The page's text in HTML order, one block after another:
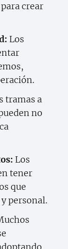
crear
Los
tramas a
no
Los
tener
que
personal.